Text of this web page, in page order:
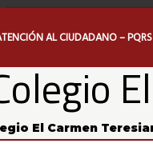
AL CIUDADANO – PQRS
El Carmen